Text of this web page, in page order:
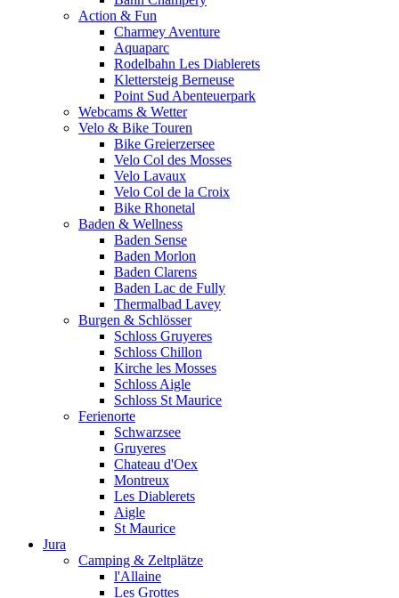
Action & Fun
Charmey Aventure
Aquaparc
Rodelbahn Les Diablerets
Klettersteig Berneuse
Point Sud Abenteuerpark
Webcams & Wetter
Velo & Bike Touren
Bike Greierzersee
Velo Col des Mosses
Velo Lavaux
Velo Col de la Croix
Bike Rhonetal
Baden & Wellness
Baden Sense
Baden Morlon
Baden Clarens
Baden Lac de Fully
Thermalbad Lavey
Burgen & Schlösser
Schloss Gruyeres
Schloss Chillon
Kirche les Mosses
Schloss Aigle
Schloss St Maurice
Ferienorte
Schwarzsee
Gruyeres
Chateau d'Oex
Montreux
Les Diablerets
Aigle
St Maurice
Jura
Camping & Zeltplätze
l'Allaine
Les Grottes